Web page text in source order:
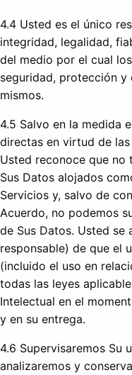
4.4 Usted es el único
integridad, legalidad,
del medio por el cual
seguridad, protección
mismos.
4.5 Salvo en la medida
directas en virtud de
Usted reconoce que no
Sus Datos alojados
Servicios y, salvo de
Acuerdo, no podemos
de Sus Datos. Usted se
responsable) de que el
(incluido el uso en
todas las leyes
Intelectual en el
y en su entrega.
4.6 Supervisaremos Su
analizaremos y